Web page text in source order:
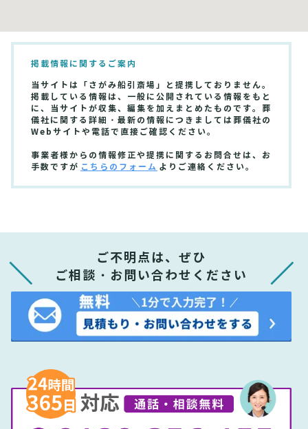
掲載情報に関するご案内
当サイトは「さがみ船引斎場」と提携しておりません。
掲載している情報は、一般に公開されている情報をもと
に、当サイトが収集、編集を加えまとめたものです。葬
儀社に関する詳細・最新の情報につきましては葬儀社の
Webサイトや電話で直接ご確認ください。
事業者様からの情報修正や提携に関するお問合せは、お
手数ですが こちらのフォーム よりご連絡ください。
ご不明点は、ぜひ
ご相談・お問い合わせください